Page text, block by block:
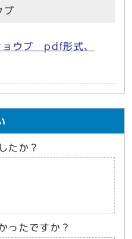
ブ
ウブ pdf形式、
たか？
ったですか？